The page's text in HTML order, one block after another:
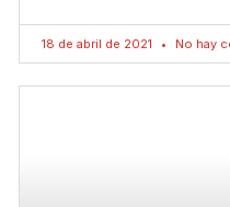
18 de abril de 2021 No hay